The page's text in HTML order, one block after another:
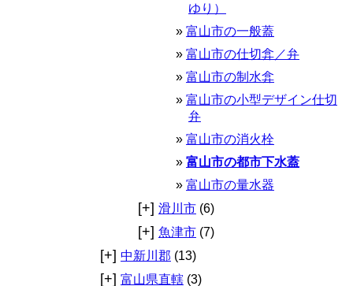
ゆり）
富山市の一般蓋
富山市の仕切弇／弁
富山市の制水弇
富山市の小型デザイン仕切
弁
富山市の消火栓
富山市の都市下水蓋
富山市の量水器
[+] 滑川市 (6)
[+] 魚津市 (7)
[+] 中新川郡 (13)
[+] 富山県直轄 (3)